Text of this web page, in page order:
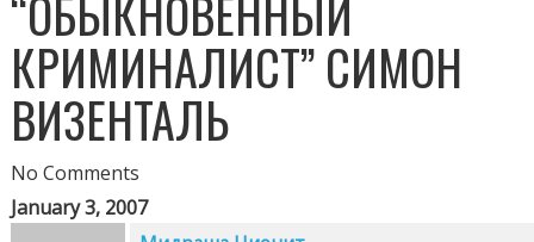
“ОБЫКНОВЕННЫЙ
КРИМИНАЛИСТ” СИМОН
ВИЗЕНТАЛЬ
No Comments
January 3, 2007